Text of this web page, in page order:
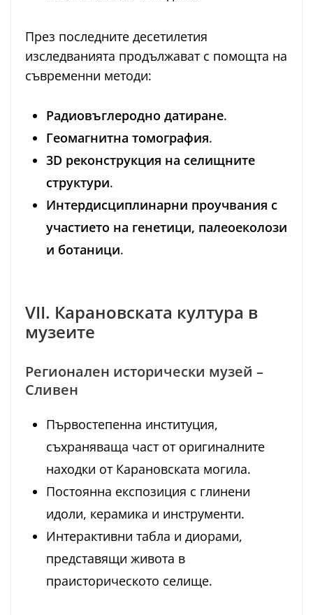
През последните десетилетия
изследванията продължават с помощта на
съвременни методи:
Радиовъглеродно датиране.
Геомагнитна томография.
3D реконструкция на селищните
структури.
Интердисциплинарни проучвания с
участието на генетици, палеоеколози
и ботаници.
VII. Карановската култура в
музеите
Регионален исторически музей –
Сливен
Първостепенна институция,
съхраняваща част от оригиналните
находки от Карановската могила.
Постоянна експозиция с глинени
идоли, керамика и инструменти.
Интерактивни табла и диорами,
представящи живота в
праисторическото селище.